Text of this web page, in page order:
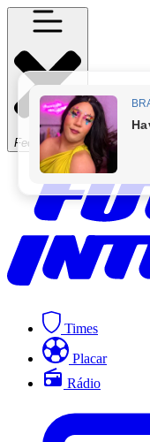
Fechar Menu
Times
Placar
Rádio